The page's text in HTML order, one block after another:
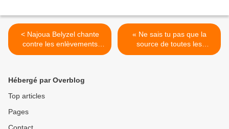
< Najoua Belyzel chante
contre les enlèvements
d'enfants
« Ne sais tu pas que la
source de toutes les
misères du monde, ce n’est
Hébergé par Overblog
Top articles
Pages